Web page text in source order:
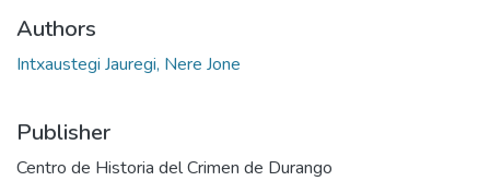
Authors
Intxaustegi Jauregi, Nere Jone
Publisher
Centro de Historia del Crimen de Durango